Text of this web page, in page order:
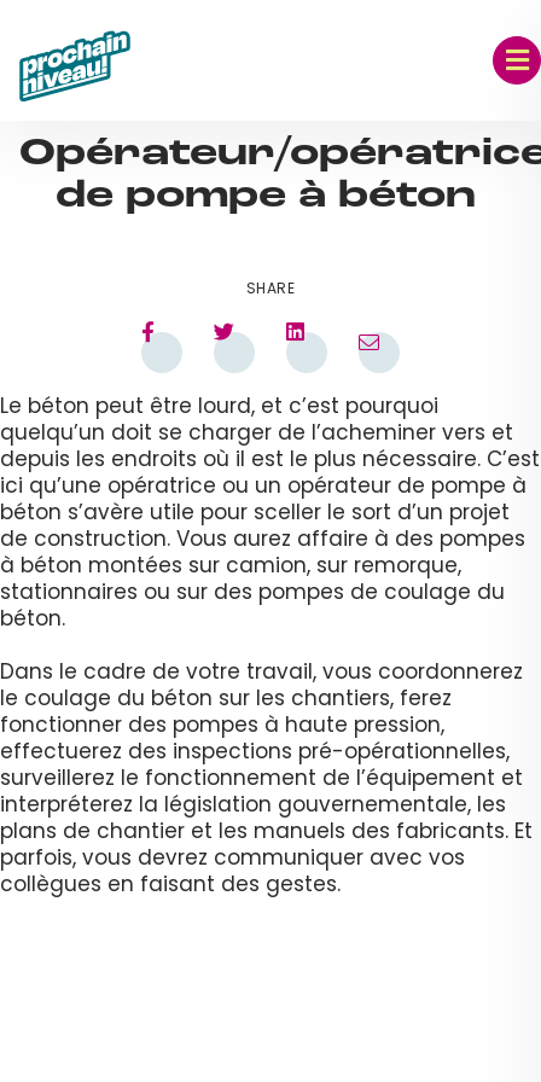
content
Opérateur/
de pompe à béton
SHARE
Le béton peut être lourd, et c’est pourquoi
quelqu’un doit se charger de l’acheminer vers et
depuis les endroits où il est le plus nécessaire. C’est
ici qu’une opératrice ou un opérateur de pompe à
béton s’avère utile pour sceller le sort d’un projet
de construction. Vous aurez affaire à des pompes
à béton montées sur camion, sur remorque,
stationnaires ou sur des pompes de coulage du
béton.
Dans le cadre de votre travail, vous coordonnerez
le coulage du béton sur les chantiers, ferez
fonctionner des pompes à haute pression,
effectuerez des inspections pré-opérationnelles,
surveillerez le fonctionnement de l’équipement et
interpréterez la législation gouvernementale, les
plans de chantier et les manuels des fabricants. Et
parfois, vous devrez communiquer avec vos
collègues en faisant des gestes.